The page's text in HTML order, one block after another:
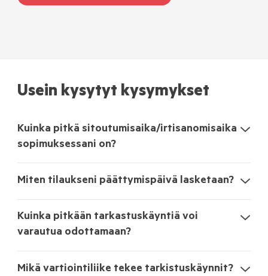
Usein kysytyt kysymykset
Kuinka pitkä sitoutumisaika/irtisanomisaika
sopimuksessani on?
Miten tilaukseni päättymispäivä lasketaan?
Kuinka pitkään tarkastuskäyntiä voi
varautua odottamaan?
Mikä vartiointiliike tekee tarkistuskäynnit?